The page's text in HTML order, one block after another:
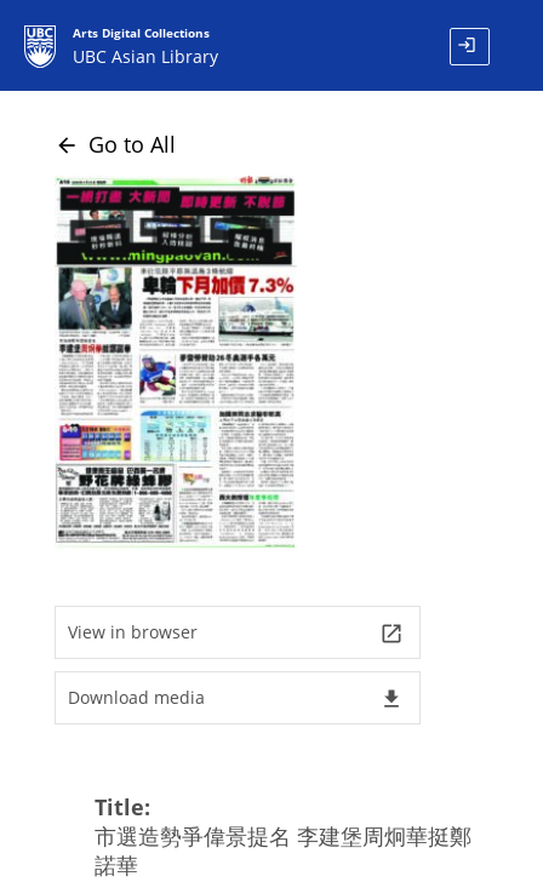
Arts Digital Collections
UBC Asian Library login
arrow_back Go to All
View in browser launch
Download media file_download
Title:
市選造勢爭偉景提名 李建堡周炯華挺鄭
諾華